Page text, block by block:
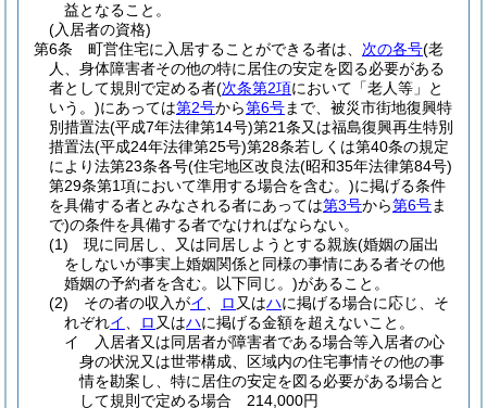
益となること。
(入居者の資格)
第6条
町営住宅に入居することができる者は、 次の各号(老
人、身体障害者その他の特に居住の安定を図る必要がある
者として規則で定める者(次条第2項において「老人等」と
いう。)にあっては第2号から第6号まで、被災市街地復興特
別措置法(平成7年法律第14号)第21条又は福島復興再生特別
措置法(平成24年法律第25号)第28条若しくは第40条の規定
により法第23条各号(住宅地区改良法(昭和35年法律第84号)
第29条第1項において準用する場合を含む。)に掲げる条件
を具備する者とみなされる者にあっては第3号から第6号ま
で)の条件を具備する者でなければならない。
(1)
現に同居し、又は同居しようとする親族(婚姻の届出
をしないが事実上婚姻関係と同様の事情にある者その他
婚姻の予約者を含む。以下同じ。)があること。
(2)
その者の収入がイ ロ 又はハに掲げる場合に応じ、そ
れぞれイ ロ 又はハに掲げる金額を超えないこと。
イ
入居者又は同居者が障害者である場合等入居者の心
身の状況又は世帯構成、区域内の住宅事情その他の事
情を勘案し、特に居住の安定を図る必要がある場合と
して規則で定める場合 214,000円